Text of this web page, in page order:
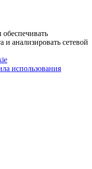
и анализировать сетевой
использования